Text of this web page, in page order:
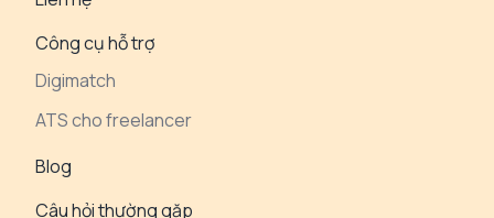
Công cụ hỗ trợ
Digimatch
ATS cho freelancer
Blog
Câu hỏi thường gặp